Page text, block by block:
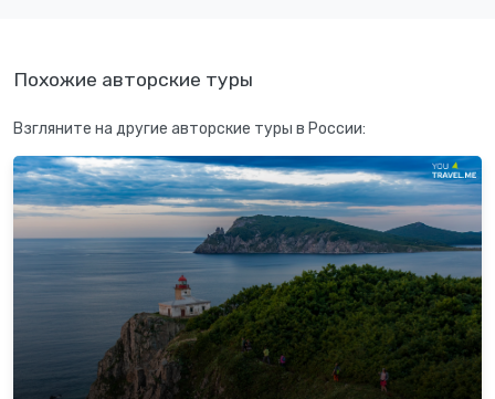
Похожие авторские туры
Взгляните на другие авторские туры в России: